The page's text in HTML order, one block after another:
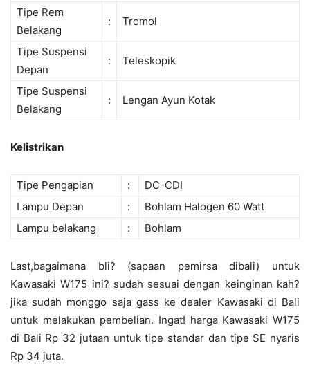
Tipe Rem
Belakang
: Tromol
Tipe Suspensi
Depan
: Teleskopik
Tipe Suspensi
Belakang
: Lengan Ayun Kotak
Kelistrikan
Tipe Pengapian :
DC-CDI
Lampu Depan
:
Bohlam Halogen 60 Watt
Lampu belakang
: Bohlam
Last,bagaimana bli? (sapaan pemirsa dibali) untuk
Kawasaki W175 ini? sudah sesuai dengan keinginan kah?
jika sudah monggo saja gass ke dealer Kawasaki di Bali
untuk melakukan pembelian. Ingat! harga Kawasaki W175
di Bali Rp 32 jutaan untuk tipe standar dan tipe SE nyaris
Rp 34 juta.